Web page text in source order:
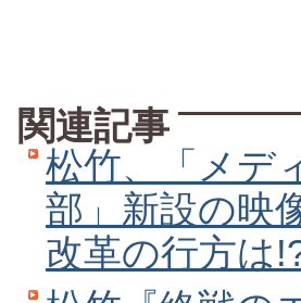
関連記事
松竹、「メデ
部」新設の映
改革の行方は